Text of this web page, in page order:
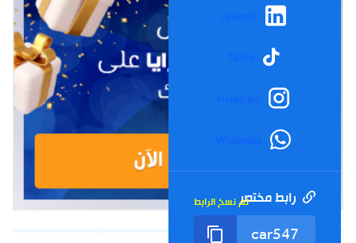
LinkedIn
TikTok
Instagram
WhatsApp
رابط مختصرتم نسخ الرابط